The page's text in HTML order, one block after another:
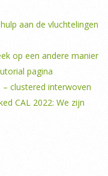
aan de vluchtelingen
op een andere manier
pagina
clustered interwoven
CAL 2022: We zijn